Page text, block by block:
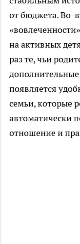
от бюджета. Во-
на активных
раз те, чьи
появляется
семьи, которые
автоматически
отношение и